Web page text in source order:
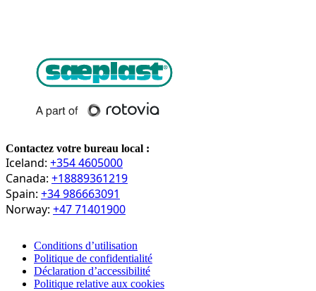
Contactez votre bureau local :
Iceland: +354 4605000
Canada: +18889361219
Spain: +34 986663091
Norway: +47 71401900
Conditions d’utilisation
Politique de confidentialité
Déclaration d’accessibilité
Politique relative aux cookies